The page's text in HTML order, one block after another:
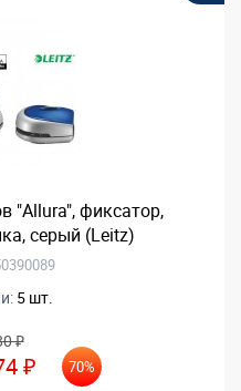
"Allura", фиксатор,
серый (Leitz)
5 шт.
₽
₽ 70%